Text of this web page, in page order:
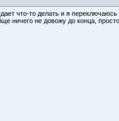
что-то делать и я
ничего не довожу до конца,